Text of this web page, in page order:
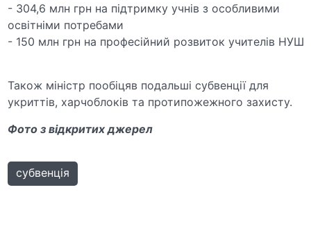
- 304,6 млн грн на підтримку учнів з особливими
освітніми потребами
- 150 млн грн на професійний розвиток учителів НУШ
Також міністр пообіцяв подальші субвенції для
укриттів, харчоблоків та протипожежного захисту.
Фото з відкритих джерел
субвенція